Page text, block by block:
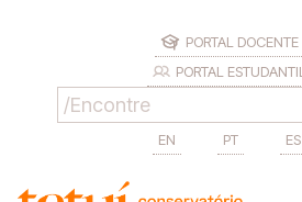
PORTAL DOCENTE
PORTAL ESTUDANTIL
EN PT ES